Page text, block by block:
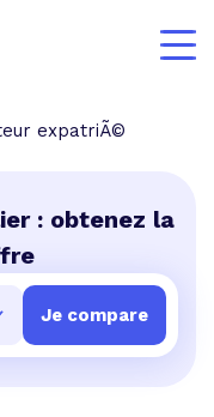
expatriÃ©
: obtenez la